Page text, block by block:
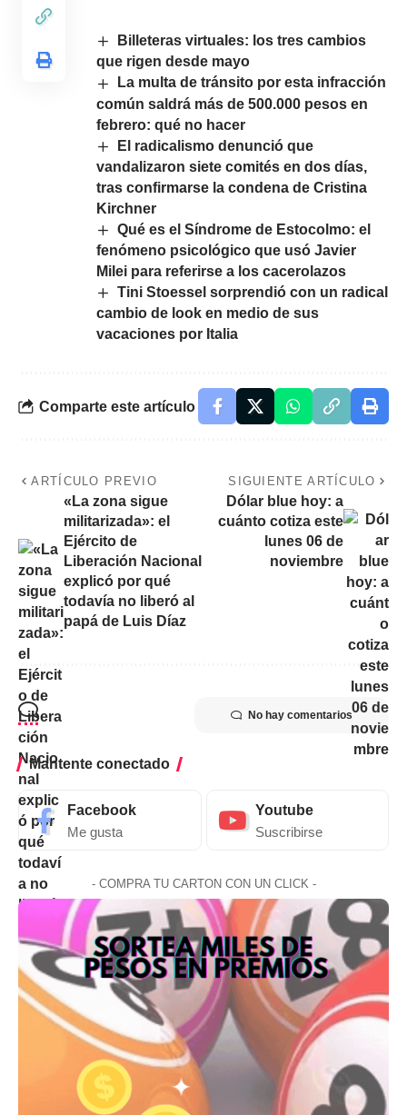
Billeteras virtuales: los tres cambios
que rigen desde mayo
La multa de tránsito por esta infracción
común saldrá más de 500.000 pesos en
febrero: qué no hacer
El radicalismo denunció que
vandalizaron siete comités en dos días,
tras confirmarse la condena de Cristina
Kirchner
Qué es el Síndrome de Estocolmo: el
fenómeno psicológico que usó Javier
Milei para referirse a los cacerolazos
Tini Stoessel sorprendió con un radical
cambio de look en medio de sus
vacaciones por Italia
Comparte este artículo
ARTÍCULO PREVIO
«La zona sigue
militarizada»: el
Ejército de
Liberación Nacional
explicó por qué
todavía no liberó al
papá de Luis Díaz
SIGUIENTE ARTÍCULO
Dólar blue hoy: a
cuánto cotiza este
lunes 06 de
noviembre
No hay comentarios
Mantente conectado
Facebook
Me gusta
Youtube
Suscribirse
- COMPRA TU CARTON CON UN CLICK -